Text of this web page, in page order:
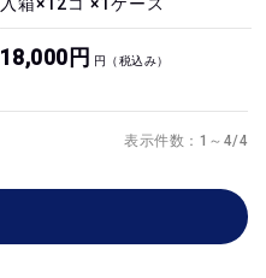
18,000円 円（税込み）
表示件数：1～4/4